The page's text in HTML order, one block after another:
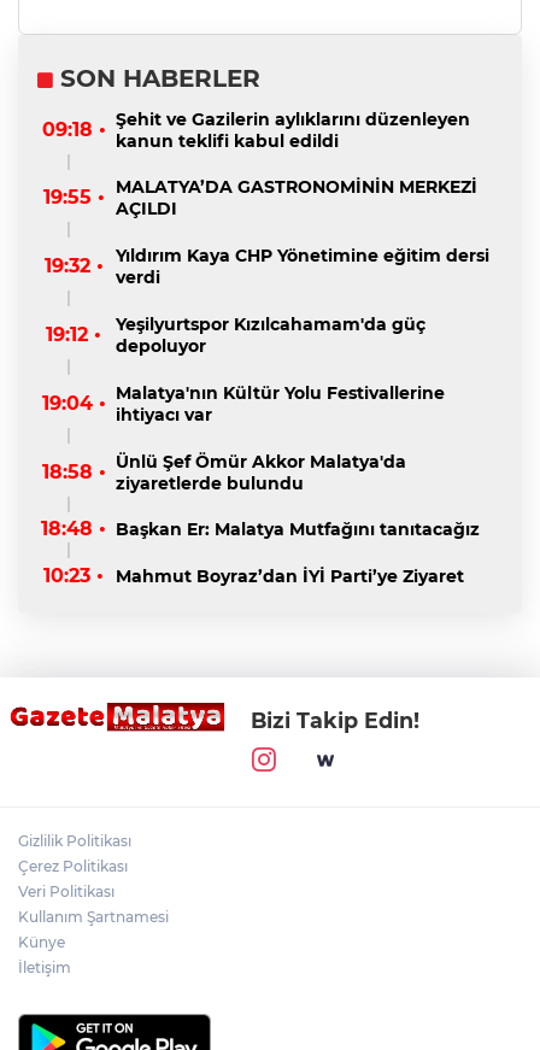
SON HABERLER
09:18 • Şehit ve Gazilerin aylıklarını düzenleyen
kanun teklifi kabul edildi
19:55 •
MALATYA’DA GASTRONOMİNİN MERKEZİ
AÇILDI
19:32 •
Yıldırım Kaya CHP Yönetimine eğitim dersi
verdi
19:12 •
Yeşilyurtspor Kızılcahamam'da güç
depoluyor
19:04 • Malatya'nın Kültür Yolu Festivallerine
ihtiyacı var
18:58 • Ünlü Şef Ömür Akkor Malatya'da
ziyaretlerde bulundu
18:48 • Başkan Er: Malatya Mutfağını tanıtacağız
10:23 • Mahmut Boyraz’dan İYİ Parti’ye Ziyaret
Bizi Takip Edin!
Gizlilik Politikası
Çerez Politikası
Veri Politikası
Kullanım Şartnamesi
Künye
İletişim